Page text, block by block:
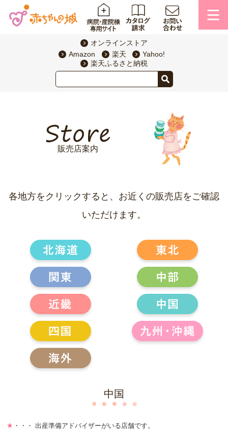
オンラインストア
Amazon
楽天
Yahoo!
楽天ふるさと納税
販売店案内
各地方をクリックすると、お近くの販売店をご確認
いただけます。
中国
★ ・・・ 出産準備アドバイザーがいる店舗です。